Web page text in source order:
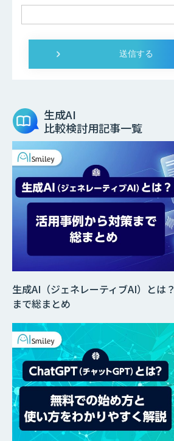
生成AI
比較検討用記事一覧
生成AI（ジェネレーティブAI）とは
まで総まとめ